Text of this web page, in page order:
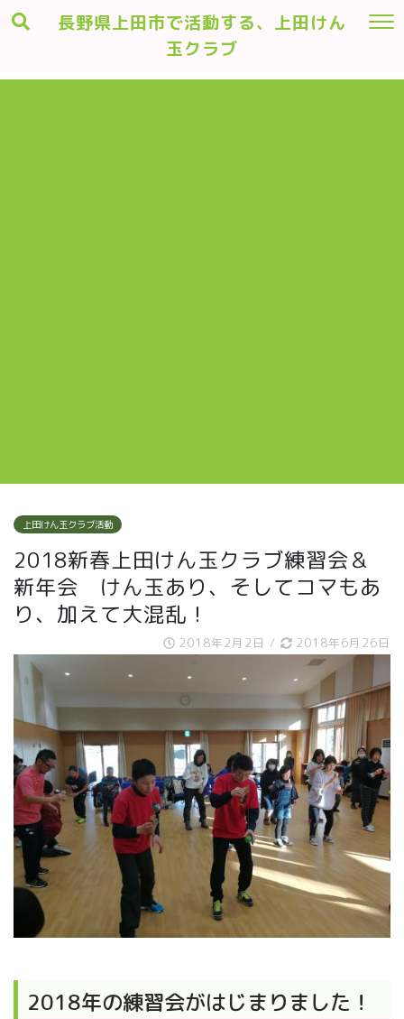
長野県上田市で活動する、上田けん
玉クラブ
上田けん玉クラブ活動
2018新春上田けん玉クラブ練習会＆
新年会 けん玉あり、そしてコマもあ
り、加えて大混乱！
2018年2月2日 / 2018年6月26日
2018年の練習会がはじまりました！